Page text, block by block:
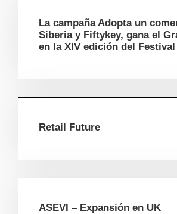
La campaña Adopta un
Siberia y Fiftykey, gana el
en la XIV edición del
Retail Future
ASEVI – Expansión en UK